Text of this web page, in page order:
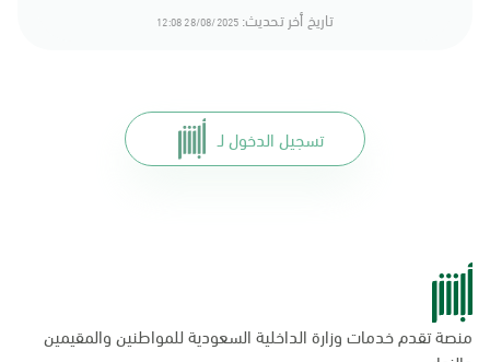
تاريخ أخر تحديث: 28/08/2025 12:08
تسجيل الدخول لـ
منصة تقدم خدمات وزارة الداخلية السعودية للمواطنين والمقيمين